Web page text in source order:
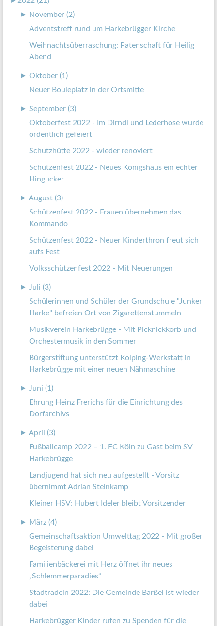
► November (2)
Adventstreff rund um Harkebrügger Kirche
Weihnachtsüberraschung: Patenschaft für Heilig
Abend
► Oktober (1)
Neuer Bouleplatz in der Ortsmitte
► September (3)
Oktoberfest 2022 - Im Dirndl und Lederhose wurde
ordentlich gefeiert
Schutzhütte 2022 - wieder renoviert
Schützenfest 2022 - Neues Königshaus ein echter
Hingucker
► August (3)
Schützenfest 2022 - Frauen übernehmen das
Kommando
Schützenfest 2022 - Neuer Kinderthron freut sich
aufs Fest
Volksschützenfest 2022 - Mit Neuerungen
►
Juli (3)
Schülerinnen und Schüler der Grundschule "Junker
Harke" befreien Ort von Zigarettenstummeln
Musikverein Harkebrügge - Mit Picknickkorb und
Orchestermusik in den Sommer
Bürgerstiftung unterstützt Kolping-Werkstatt in
Harkebrügge mit einer neuen Nähmaschine
►
Juni (1)
Ehrung Heinz Frerichs für die Einrichtung des
Dorfarchivs
► April (3)
Fußballcamp 2022 – 1. FC Köln zu Gast beim SV
Harkebrügge
Landjugend hat sich neu aufgestellt - Vorsitz
übernimmt Adrian Steinkamp
Kleiner HSV: Hubert Ideler bleibt Vorsitzender
► März (4)
Gemeinschaftsaktion Umwelttag 2022 - Mit großer
Begeisterung dabei
Familienbäckerei mit Herz öffnet ihr neues
„Schlemmerparadies“
Stadtradeln 2022: Die Gemeinde Barßel ist wieder
dabei
Harkebrügger Kinder rufen zu Spenden für die